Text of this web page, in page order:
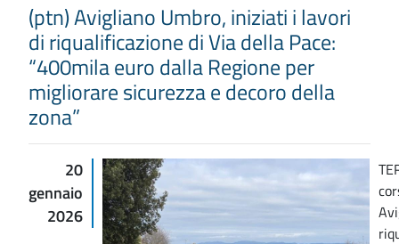
(ptn) Avigliano Umbro, iniziati i lavori
di riqualificazione di Via della Pace:
“400mila euro dalla Regione per
migliorare sicurezza e decoro della
zona”
20
gennaio
2026